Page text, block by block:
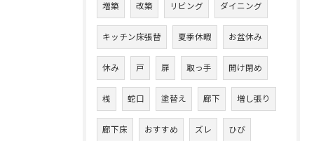
増築 改築 リビング ダイニング
キッチン床張替 夏季休暇 お盆休み
休み 戸 扉 取っ手 開け閉め
桟 蛇口 塗替え 廊下 増し張り
廊下床 おすすめ ズレ ひび